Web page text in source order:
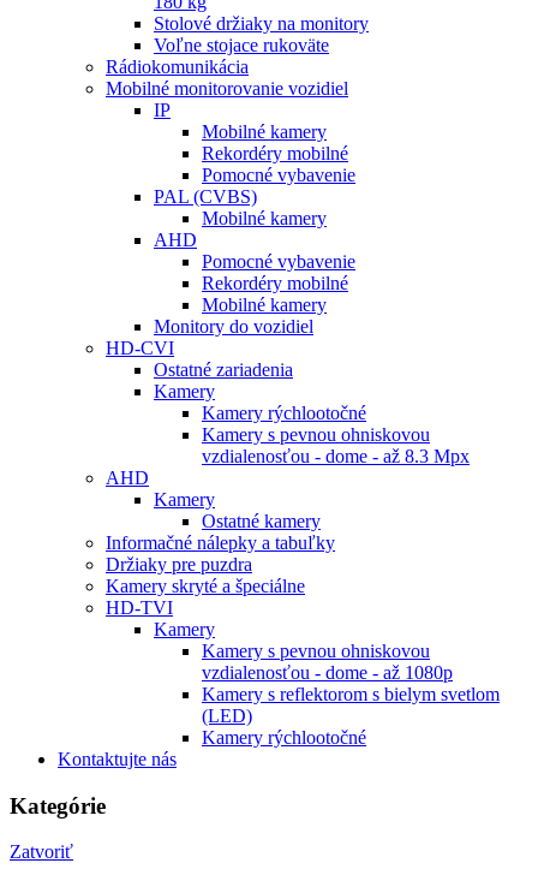
Stolové držiaky na monitory
Voľne stojace rukoväte
Rádiokomunikácia
Mobilné monitorovanie vozidiel
IP
Mobilné kamery
Rekordéry mobilné
Pomocné vybavenie
PAL (CVBS)
Mobilné kamery
AHD
Pomocné vybavenie
Rekordéry mobilné
Mobilné kamery
Monitory do vozidiel
HD-CVI
Ostatné zariadenia
Kamery
Kamery rýchlootočné
Kamery s pevnou ohniskovou
vzdialenosťou - dome - až 8.3 Mpx
AHD
Kamery
Ostatné kamery
Informačné nálepky a tabuľky
Držiaky pre puzdra
Kamery skryté a špeciálne
HD-TVI
Kamery
Kamery s pevnou ohniskovou
vzdialenosťou - dome - až 1080p
Kamery s reflektorom s bielym svetlom
(LED)
Kamery rýchlootočné
Kontaktujte nás
Kategórie
Zatvoriť